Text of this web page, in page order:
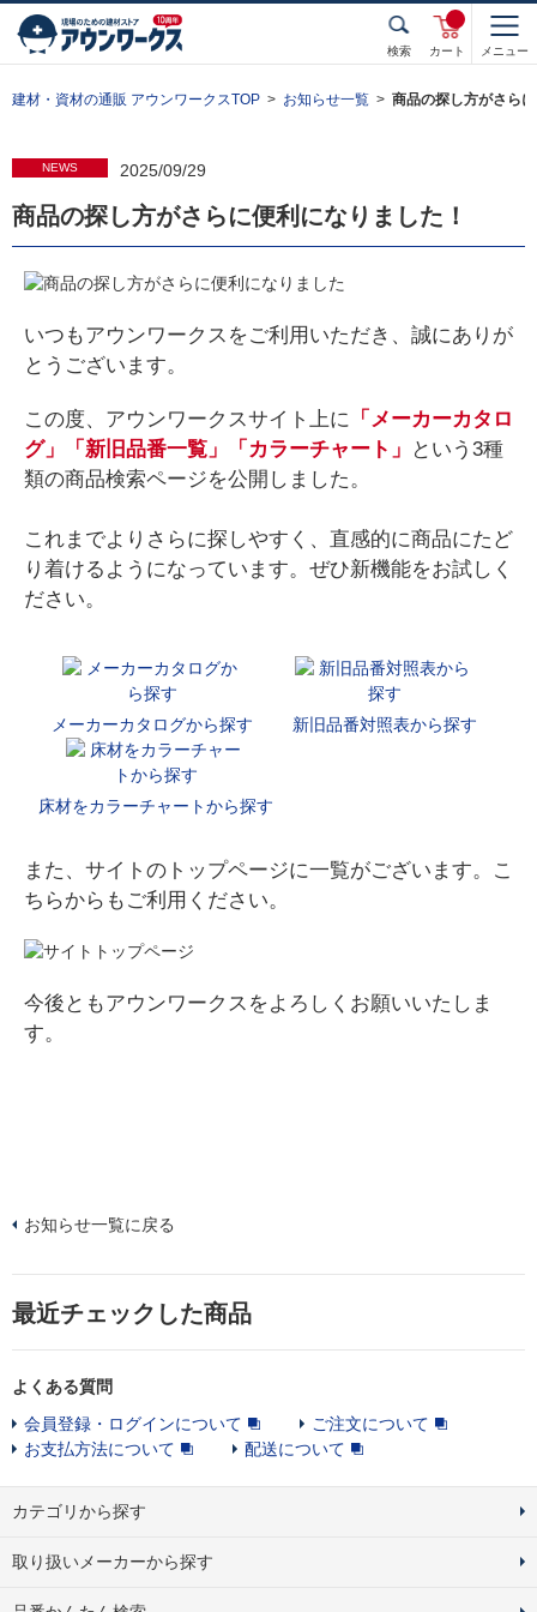
検索 カート メニュー
建材・資材の通販 アウンワークスTOP お知らせ一覧 商品の探し方がさら
商品の探し方がさらに便利になりました！
NEWS 2025/09/29
いつもアウンワークスをご利用いただき、誠にありが
とうございます。
この度、アウンワークスサイト上に
「メーカーカタロ
グ」「新旧品番一覧」「カラーチャート」
という3種
類の商品検索ページを公開しました。
これまでよりさらに探しやすく、直感的に商品にたど
り着けるようになっています。ぜひ新機能をお試しく
ださい。
メーカーカタログから探す 新旧品番対照表から探す
床材をカラーチャートから探す
また、サイトのトップページに一覧がございます。こ
ちらからもご利用ください。
今後ともアウンワークスをよろしくお願いいたしま
す。
お知らせ一覧に戻る
最近チェックした商品
よくある質問
会員登録・ログインについて
ご注文について
お支払方法について
配送について
カテゴリから探す
取り扱いメーカーから探す